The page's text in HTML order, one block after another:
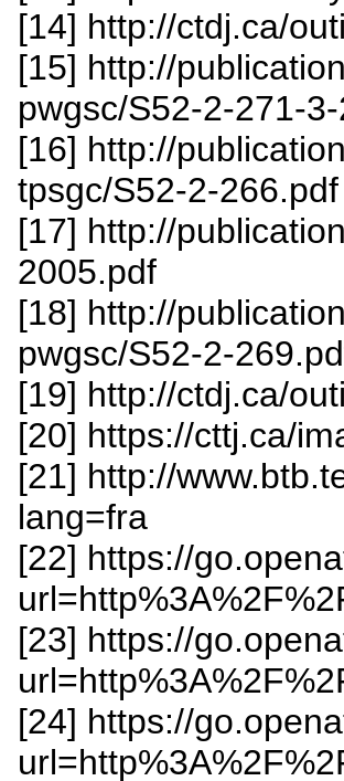
[14] http://ctdj.ca/
[15] http://
pwgsc/S52-2-271-
[16] http://
tpsgc/S52-2-266.pdf
[17] http://
2005.pdf
[18] http://
pwgsc/S52-2-
[19] http://ctdj.ca/
[20] https://cttj.ca/
[21] http://
lang=fra
[22] https://
[23] https://
[24] https://